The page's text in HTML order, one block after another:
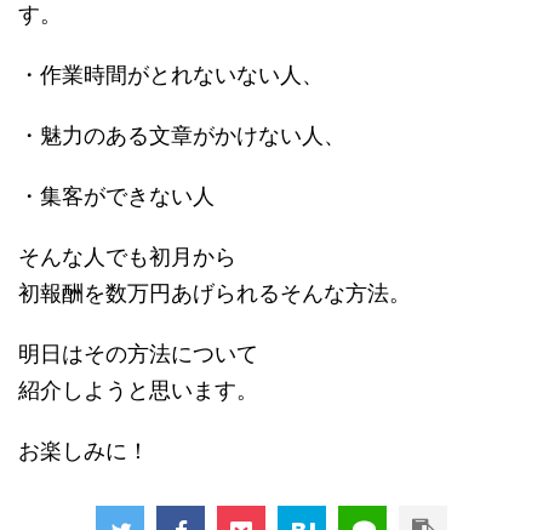
す。
・作業時間がとれないない人、
・魅力のある文章がかけない人、
・集客ができない人
そんな人でも初月から
初報酬を数万円あげられるそんな方法。
明日はその方法について
紹介しようと思います。
お楽しみに！